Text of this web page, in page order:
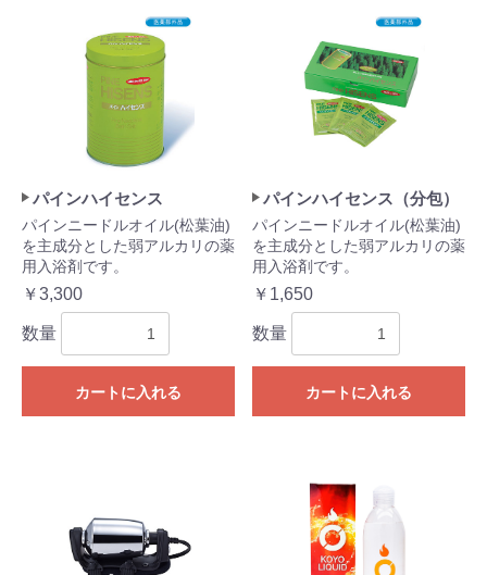
パインハイセンス
パインニードルオイル(松葉油)
を主成分とした弱アルカリの薬
用入浴剤です。
￥3,300
数量
カートに入れる
パインハイセンス（分包）
パインニードルオイル(松葉油)
を主成分とした弱アルカリの薬
用入浴剤です。
￥1,650
数量
カートに入れる